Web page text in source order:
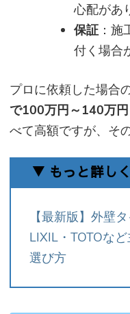
心配があ
保証：施
付く場合
プロに依頼した場合
で100万円～140万円
べて高額ですが、そ
▼ もっと詳し
【最新版】外壁
LIXIL・TOTOな
選び方